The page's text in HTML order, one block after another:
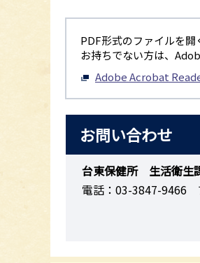
PDF形式のファイルを
お持ちでない方は、
Adobe Acrobat
お問い合わせ
台東保健所 生活衛生
電話：03-3847-9466